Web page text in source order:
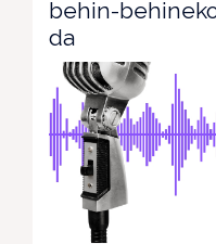
behin-
da